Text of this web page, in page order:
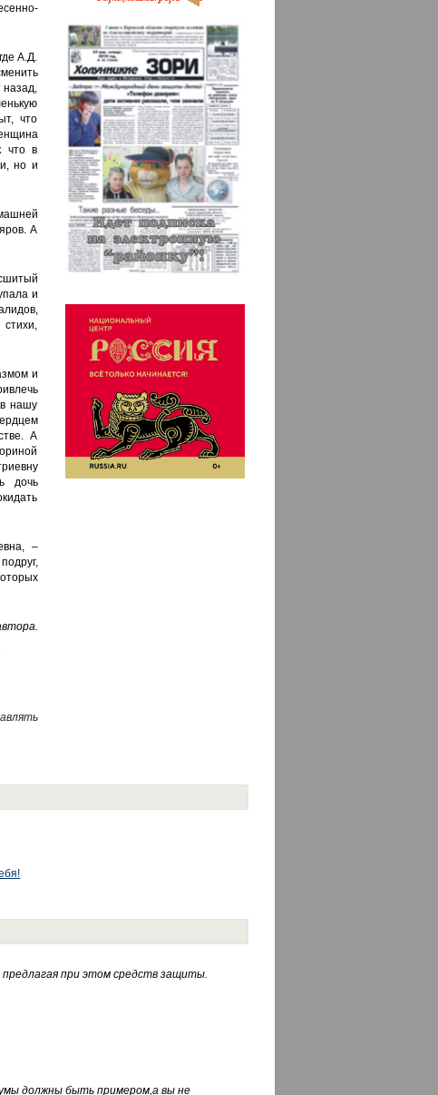
А.Д.
назад,
что
что в
но и
А
и
и
нашу
А
дочь
–
при этом средств защиты.
должны быть примером,а вы не